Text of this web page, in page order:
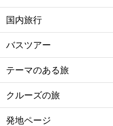
国内旅行
バスツアー
テーマのある旅
クルーズの旅
発地ページ